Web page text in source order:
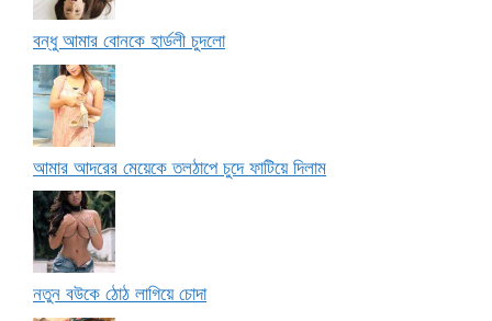
বন্ধু আমার বোনকে হার্ডলী চুদলো
আমার আদরের মেয়েকে তলঠাপে চুদে ফাটিয়ে দিলাম
নতুন বউকে ঠোঠ লাগিয়ে চোদা